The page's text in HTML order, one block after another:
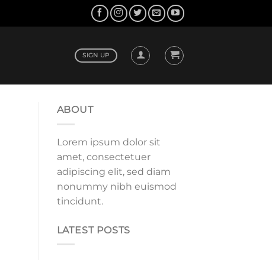
SIGN UP
ABOUT
Lorem ipsum dolor sit
amet, consectetuer
adipiscing elit, sed diam
nonummy nibh euismod
tincidunt.
LATEST POSTS